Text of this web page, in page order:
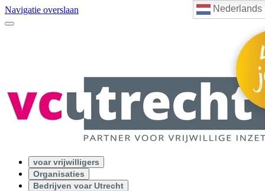
Nederlands
Navigatie overslaan
voar vrijwilligers
Organisaties
Bedrijven voar Utrecht